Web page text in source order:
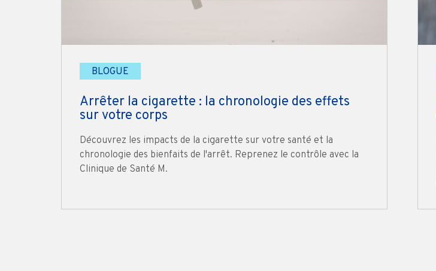
BLOGUE
Arrêter la cigarette : la chronologie des effets
sur votre corps
Découvrez les impacts de la cigarette sur votre santé et la
chronologie des bienfaits de l'arrêt. Reprenez le contrôle avec la
Clinique de Santé M.